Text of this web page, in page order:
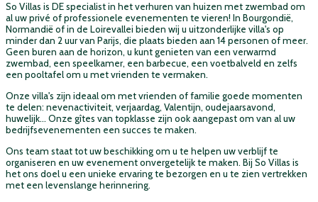
So Villas is DE specialist in het verhuren van huizen met zwembad om
al uw privé of professionele evenementen te vieren! In Bourgondië,
Normandië of in de Loirevallei bieden wij u uitzonderlijke villa's op
minder dan 2 uur van Parijs, die plaats bieden aan 14 personen of meer.
Geen buren aan de horizon, u kunt genieten van een verwarmd
zwembad, een speelkamer, een barbecue, een voetbalveld en zelfs
een pooltafel om u met vrienden te vermaken.
Onze villa's zijn ideaal om met vrienden of familie goede momenten
te delen: nevenactiviteit, verjaardag, Valentijn, oudejaarsavond,
huwelijk... Onze gîtes van topklasse zijn ook aangepast om van al uw
bedrijfsevenementen een succes te maken.
Ons team staat tot uw beschikking om u te helpen uw verblijf te
organiseren en uw evenement onvergetelijk te maken. Bij So Villas is
het ons doel u een unieke ervaring te bezorgen en u te zien vertrekken
met een levenslange herinnering.